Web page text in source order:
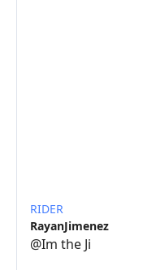
RIDER
RayanJimenez
@Im the Ji